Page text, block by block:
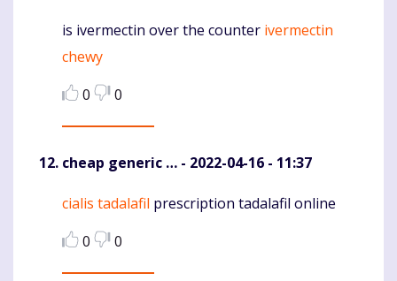
Komentaras
is ivermectin over the counter ivermectin
chewy
0
0
cheap generic … - 2022-04-16 - 11:37
Komentaras
cialis tadalafil prescription tadalafil online
0
0